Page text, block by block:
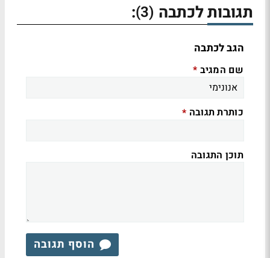
תגובות לכתבה (3)
:
הגב לכתבה
שם המגיב *
כותרת תגובה *
תוכן התגובה
הוסף תגובה